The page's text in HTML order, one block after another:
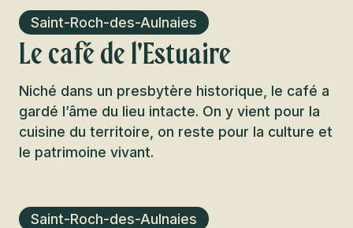
Saint-Roch-des-Aulnaies
Le café de l'Estuaire
Niché dans un presbytère historique, le café a
gardé l’âme du lieu intacte. On y vient pour la
cuisine du territoire, on reste pour la culture et
le patrimoine vivant.
Saint-Roch-des-Aulnaies